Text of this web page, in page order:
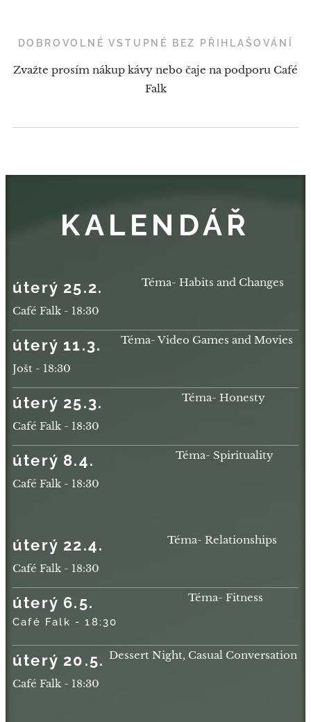
DOBROVOLNÉ VSTUPNÉ BEZ PŘIHLAŠOVÁNÍ
Zvažte prosím nákup kávy nebo čaje na podporu Café
Falk
KALENDÁŘ
úterý 25.2.
Café Falk - 18:30
Téma- Habits and Changes
úterý 11.3.
Jošt - 18:30
Téma- Video Games and Movies
úterý 25.3.
Café Falk - 18:30
Téma- Honesty
úterý 8.4.
Café Falk - 18:30
Téma- Spirituality
úterý 22.4.
Café Falk - 18:30
Téma- Relationships
úterý 6.5.
Café Falk - 18:30
Téma- Fitness
úterý 20.5.
Café Falk - 18:30
Dessert Night, Casual Conversation